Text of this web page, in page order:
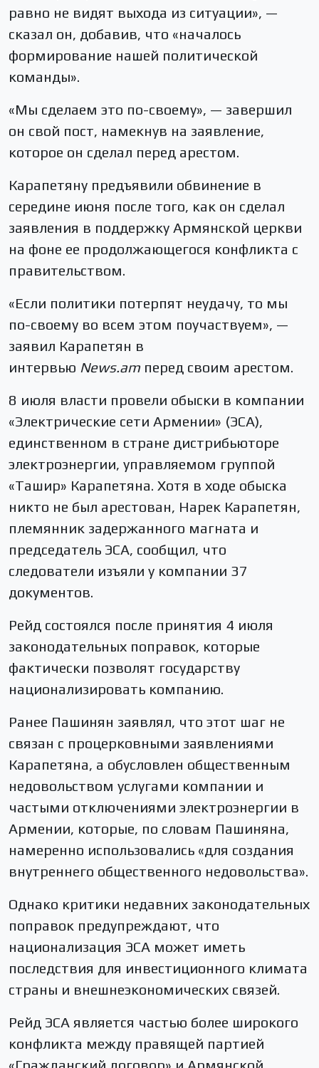
равно не видят выхода из ситуации», —
сказал он, добавив, что «началось
формирование нашей политической
команды».
«Мы сделаем это по-своему», — завершил
он свой пост, намекнув на заявление,
которое он сделал перед арестом.
Карапетяну предъявили обвинение в
середине июня после того, как он сделал
заявления в поддержку Армянской церкви
на фоне ее продолжающегося конфликта с
правительством.
«Если политики потерпят неудачу, то мы
по-своему во всем этом поучаствуем», —
заявил Карапетян в
интервью News.am перед своим арестом.
8 июля власти провели обыски в компании
«Электрические сети Армении» (ЭСА),
единственном в стране дистрибьюторе
электроэнергии, управляемом группой
«Ташир» Карапетяна. Хотя в ходе обыска
никто не был арестован, Нарек Карапетян,
племянник задержанного магната и
председатель ЭСА, сообщил, что
следователи изъяли у компании 37
документов.
Рейд состоялся после принятия 4 июля
законодательных поправок, которые
фактически позволят государству
национализировать компанию.
Ранее Пашинян заявлял, что этот шаг не
связан с процерковными заявлениями
Карапетяна, а обусловлен общественным
недовольством услугами компании и
частыми отключениями электроэнергии в
Армении, которые, по словам Пашиняна,
намеренно использовались «для создания
внутреннего общественного недовольства».
Однако критики недавних законодательных
поправок предупреждают, что
национализация ЭСА может иметь
последствия для инвестиционного климата
страны и внешнеэкономических связей.
Рейд ЭСА является частью более широкого
конфликта между правящей партией
«Гражданский договор» и Армянской